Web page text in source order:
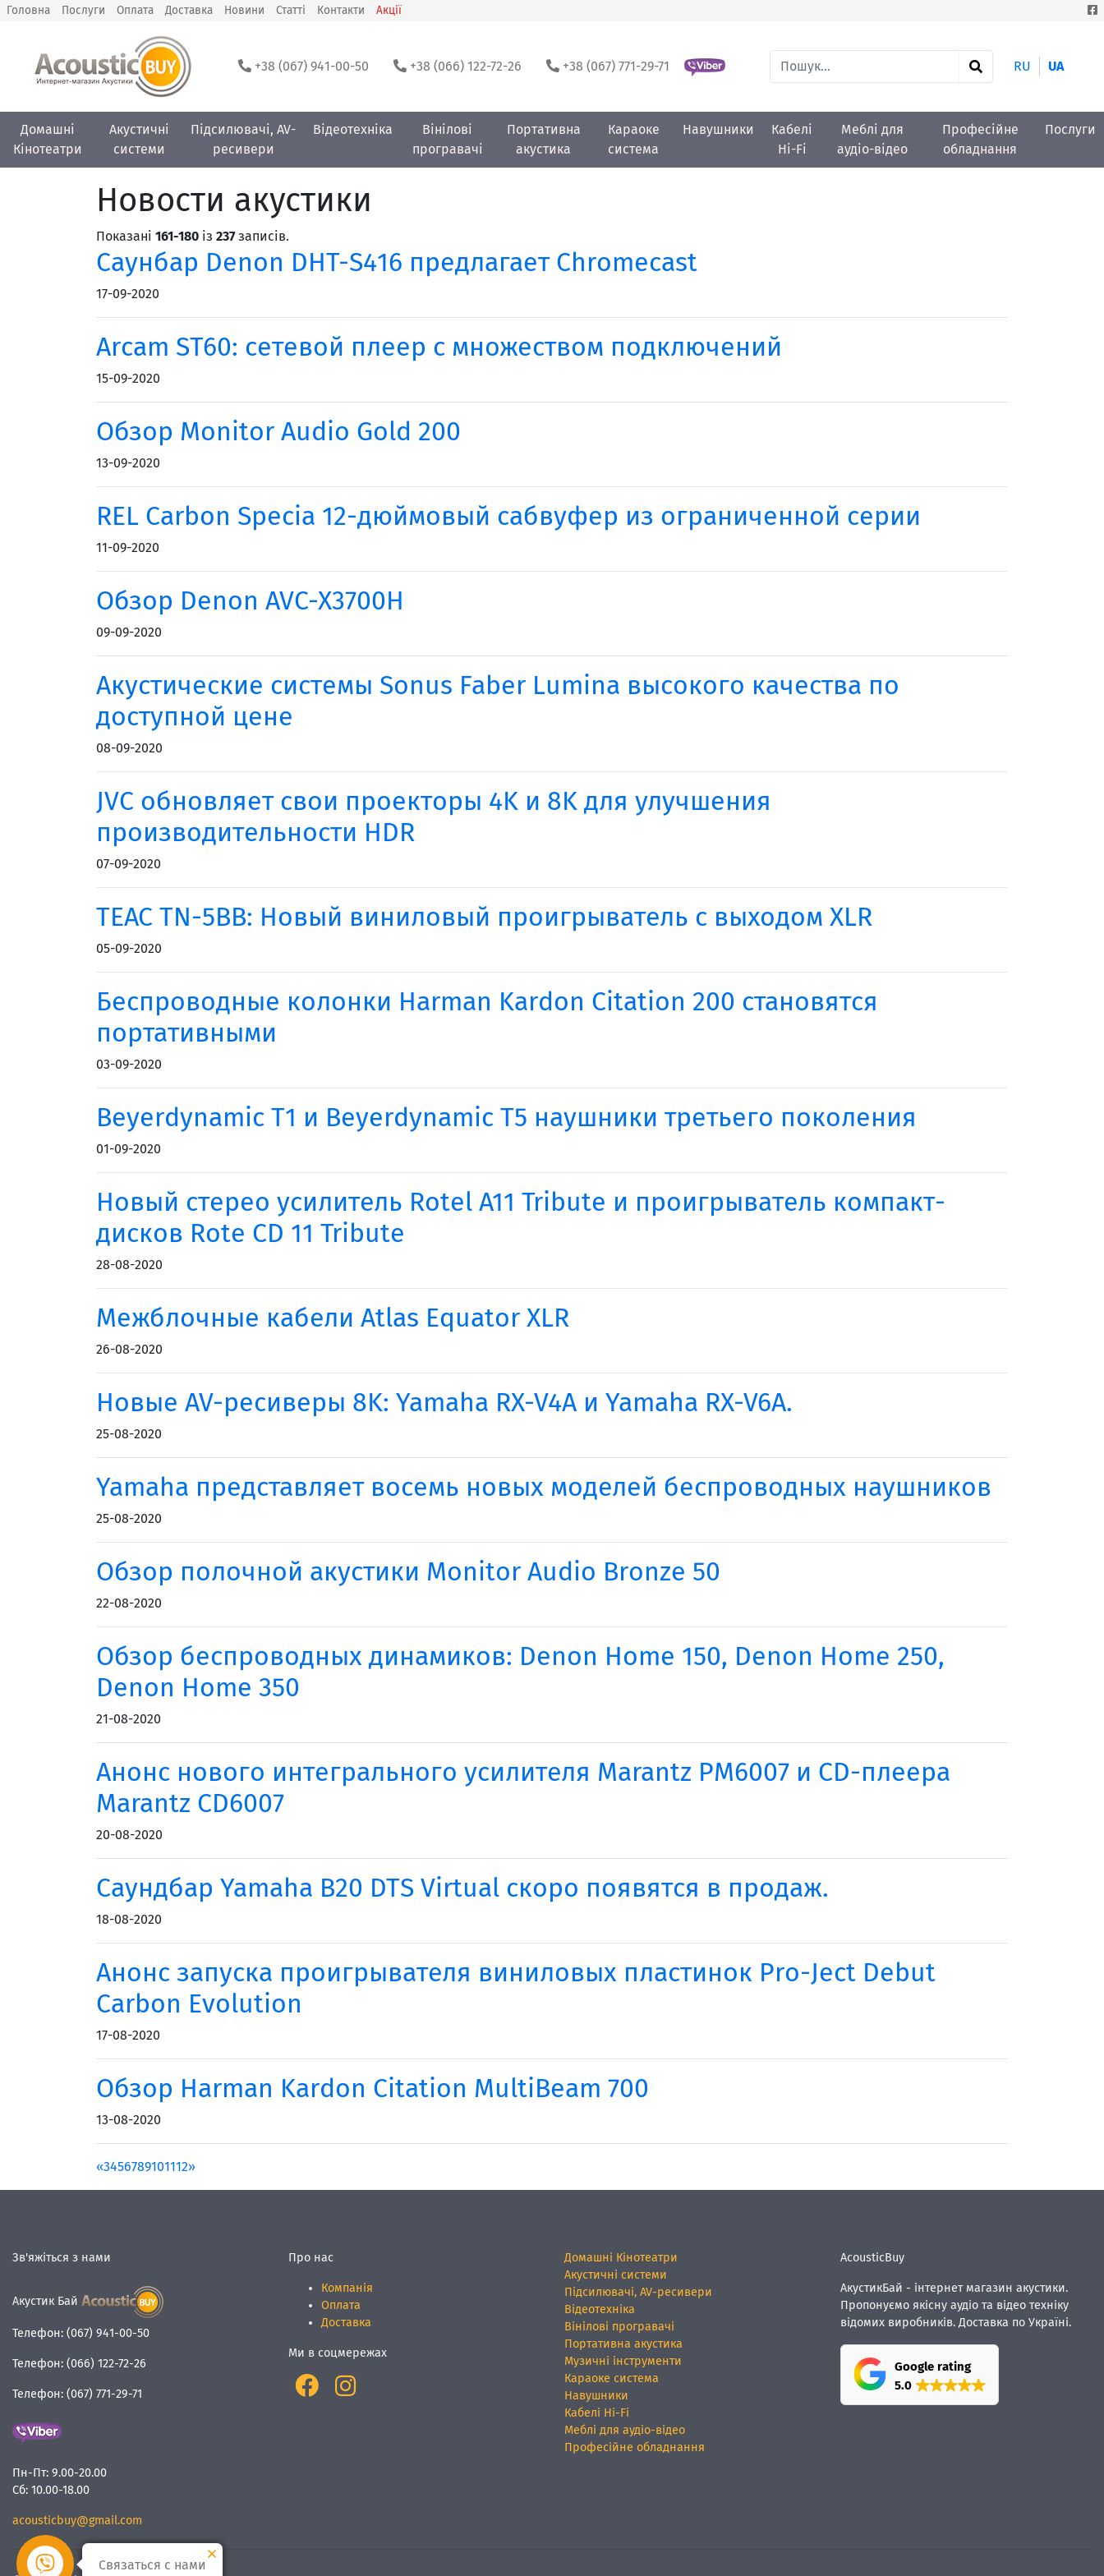
Головна Послуги Оплата Доставка Новини Статті Контакти Акції
+38 (067) 941-00-50 +38 (066) 122-72-26 +38 (067) 771-29-71 RU UA
Домашні
Кінотеатри
Акустичні
системи
Підсилювачі, AV-
ресивери
Відеотехніка
Вінілові
програвачі
Портативна
акустика
Караоке
система
Навушники
Кабелі
Hi-Fi
Меблі для
аудіо-відео
Професійне
обладнання
Послуги
Новости акустики
Показані 161-180 із 237записів.
Саунбар Denon DHT-S416 предлагает Chromecast
17-09-2020
Arcam ST60: сетевой плеер с множеством подключений
15-09-2020
Обзор Monitor Audio Gold 200
13-09-2020
REL Carbon Specia 12-дюймовый сабвуфер из ограниченной серии
11-09-2020
Обзор Denon AVC-X3700H
09-09-2020
Акустические системы Sonus Faber Lumina высокого качества по
доступной цене
08-09-2020
JVC обновляет свои проекторы 4K и 8K для улучшения
производительности HDR
07-09-2020
TEAC TN-5BB: Новый виниловый проигрыватель с выходом XLR
05-09-2020
Беспроводные колонки Harman Kardon Citation 200 становятся
портативными
03-09-2020
Beyerdynamic T1 и Beyerdynamic T5 наушники третьего поколения
01-09-2020
Новый стерео усилитель Rotel A11 Tribute и проигрыватель компакт-
дисков Rote CD 11 Tribute
28-08-2020
Межблочные кабели Atlas Equator XLR
26-08-2020
Новые AV-ресиверы 8K: Yamaha RX-V4A и Yamaha RX-V6A.
25-08-2020
Yamaha представляет восемь новых моделей беспроводных наушников
25-08-2020
Обзор полочной акустики Monitor Audio Bronze 50
22-08-2020
Обзор беспроводных динамиков: Denon Home 150, Denon Home 250,
Denon Home 350
21-08-2020
Анонс нового интегрального усилителя Marantz PM6007 и CD-плеера
Marantz CD6007
20-08-2020
Саундбар Yamaha B20 DTS Virtual скоро появятся в продаж.
18-08-2020
Анонс запуска проигрывателя виниловых пластинок Pro-Ject Debut
Carbon Evolution
17-08-2020
Обзор Harman Kardon Citation MultiBeam 700
13-08-2020
«3456789101112»
Зв'яжіться з нами
Акустик Бай
Телефон: (067) 941-00-50
Телефон: (066) 122-72-26
Телефон: (067) 771-29-71
Пн-Пт: 9.00-20.00
Сб: 10.00-18.00
acousticbuy@gmail.com
Про нас
Компанія
Оплата
Доставка
Ми в соцмережах
Домашні Кінотеатри
Акустичні системи
Підсилювачі, AV-ресивери
Відеотехніка
Вінілові програвачі
Портативна акустика
Музичні інструменти
Караоке система
Навушники
Кабелі Hi-Fi
Меблі для аудіо-відео
Професійне обладнання
AcousticBuy
АкустикБай - інтернет магазин акустики.
Пропонуємо якісну аудіо та відео техніку
відомих виробників. Доставка по Україні.
Google rating
5.0
Связаться с нами